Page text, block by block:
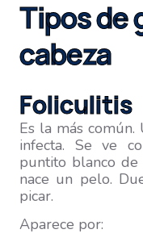
Tipos de
cabeza
Foliculitis
Es la más
infecta. Se ve
puntito blanco
nace un pelo.
picar.
Aparece por: